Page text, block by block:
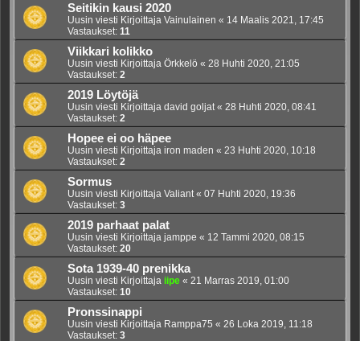
Seitikin kausi 2020
Uusin viesti Kirjoittaja Vainulainen « 14 Maalis 2021, 17:45
Vastaukset: 11
Viikkari kolikko
Uusin viesti Kirjoittaja Örkkelö « 28 Huhti 2020, 21:05
Vastaukset: 2
2019 Löytöjä
Uusin viesti Kirjoittaja david goljat « 28 Huhti 2020, 08:41
Vastaukset: 2
Hopee ei oo häpee
Uusin viesti Kirjoittaja iron maden « 23 Huhti 2020, 10:18
Vastaukset: 2
Sormus
Uusin viesti Kirjoittaja Valiant « 07 Huhti 2020, 19:36
Vastaukset: 3
2019 parhaat palat
Uusin viesti Kirjoittaja jamppe « 12 Tammi 2020, 08:15
Vastaukset: 20
Sota 1939-40 prenikka
Uusin viesti Kirjoittaja iipe « 21 Marras 2019, 01:00
Vastaukset: 10
Pronssinappi
Uusin viesti Kirjoittaja Ramppa75 « 26 Loka 2019, 11:18
Vastaukset: 3